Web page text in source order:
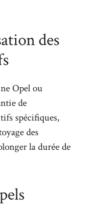
des
Opel ou
de
spécifiques,
des
la durée de